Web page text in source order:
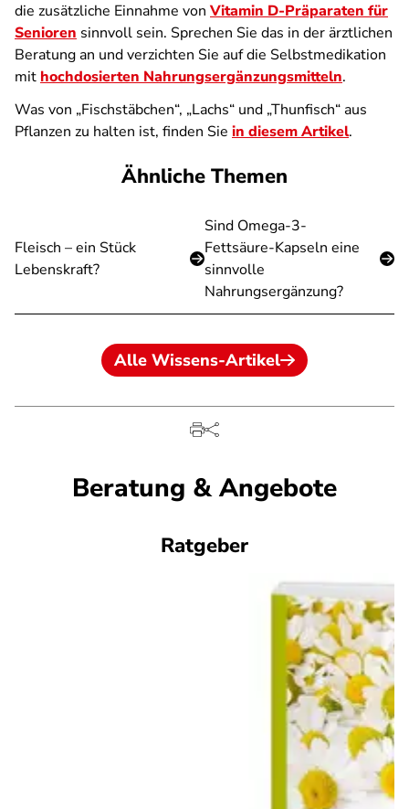
die zusätzliche Einnahme von Vitamin D-Präparaten für
Senioren sinnvoll sein. Sprechen Sie das in der ärztlichen
Beratung an und verzichten Sie auf die Selbstmedikation
mit hochdosierten Nahrungsergänzungsmitteln.
Was von „Fischstäbchen“, „Lachs“ und „Thunfisch“ aus
Pflanzen zu halten ist, finden Sie in diesem Artikel.
Ähnliche Themen
Fleisch – ein Stück
Lebenskraft?
Sind Omega-3-
Fettsäure-Kapseln eine
sinnvolle
Nahrungsergänzung?
Alle Wissens-Artikel
Beratung & Angebote
Ratgeber